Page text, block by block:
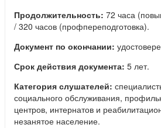
Продолжительность: 72 часа
/ 320 часов (профпереподготовка).
Документ по окончании:
Срок действия документа: 5 лет.
Категория слушателей:
социального обслуживания,
центров, интернатов и
незанятое население.